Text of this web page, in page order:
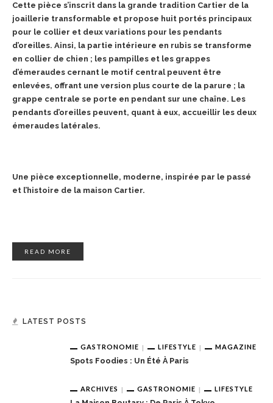
Cette pièce s’inscrit dans la grande tradition Cartier de la
joaillerie transformable et propose huit portés principaux
pour le collier et deux variations pour les pendants
d’oreilles. Ainsi, la partie intérieure en rubis se transforme
en collier de chien ; les pampilles et les grappes
d’émeraudes cernant le motif central peuvent être
enlevées, offrant une version plus courte de la parure ; la
grappe centrale se porte en pendant sur une chaîne. Les
pendants d’oreilles peuvent, quant à eux, accueillir les deux
émeraudes latérales.
Une pièce exceptionnelle, moderne, inspirée par le passé
et l’histoire de la maison Cartier.
READ MORE
LATEST POSTS
GASTRONOMIE LIFESTYLE MAGAZINE
Spots Foodies : Un Été À Paris
ARCHIVES GASTRONOMIE LIFESTYLE